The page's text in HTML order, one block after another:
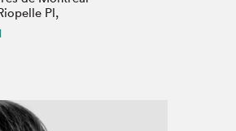
Pl,